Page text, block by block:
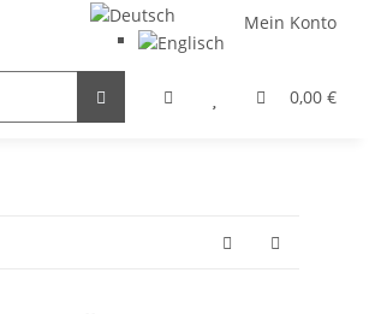
Mein Konto
0,00 €
GETRIEBEMOTOREN HYDRAULIK